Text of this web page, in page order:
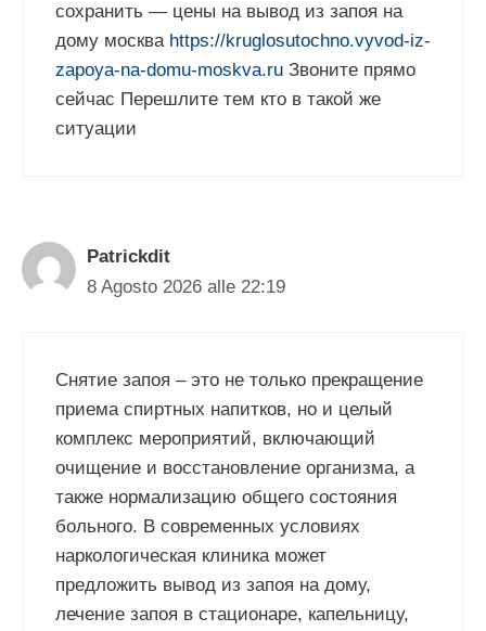
сохранить — цены на вывод из запоя на
дому москва https://kruglosutochno.vyvod-iz-
zapoya-na-domu-moskva.ru Звоните прямо
сейчас Перешлите тем кто в такой же
ситуации
Patrickdit
8 Agosto 2026 alle 22:19
Снятие запоя – это не только прекращение
приема спиртных напитков, но и целый
комплекс мероприятий, включающий
очищение и восстановление организма, а
также нормализацию общего состояния
больного. В современных условиях
наркологическая клиника может
предложить вывод из запоя на дому,
лечение запоя в стационаре, капельницу,